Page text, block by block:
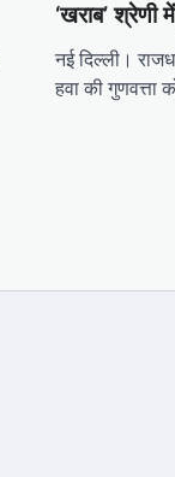
‘खराब’ श्रेणी
नई दिल्ली।
हवा की गुणवत्ता